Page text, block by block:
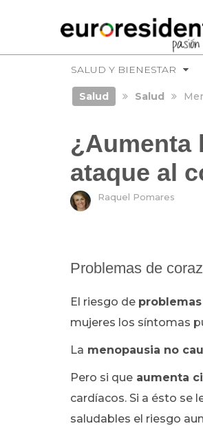
SALUD Y BIENESTAR
Salud Salud
¿Aumenta
ataque al
Raquel Pomares
Problemas de
El riesgo de
mujeres los síntomas
La menopausia no
Pero si que aumenta
cardíacos. Si a ésto se
saludables el riesgo